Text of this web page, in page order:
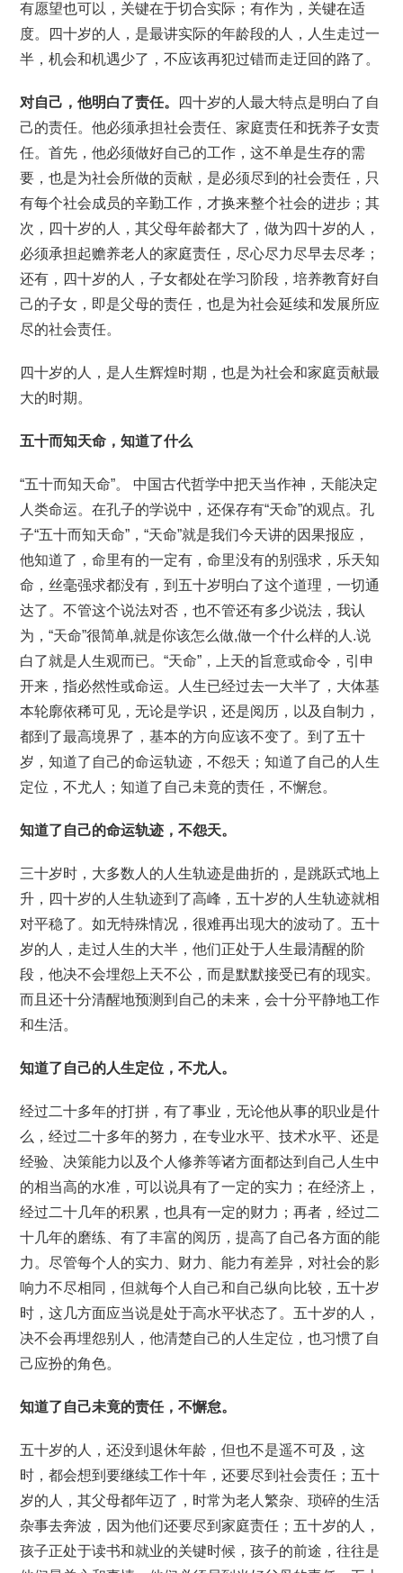
有愿望也可以，关键在于切合实际；有作为，关键在适
度。四十岁的人，是最讲实际的年龄段的人，人生走过一
半，机会和机遇少了，不应该再犯过错而走迂回的路了。
对自己，他明白了责任。
四十岁的人最大特点是明白了自
己的责任。他必须承担社会责任、家庭责任和抚养子女责
任。首先，他必须做好自己的工作，这不单是生存的需
要，也是为社会所做的贡献，是必须尽到的社会责任，只
有每个社会成员的辛勤工作，才换来整个社会的进步；其
次，四十岁的人，其父母年龄都大了，做为四十岁的人，
必须承担起赡养老人的家庭责任，尽心尽力尽早去尽孝；
还有，四十岁的人，子女都处在学习阶段，培养教育好自
己的子女，即是父母的责任，也是为社会延续和发展所应
尽的社会责任。
四十岁的人，是人生辉煌时期，也是为社会和家庭贡献最
大的时期。
五十而知天命，知道了什么
“五十而知天命”。 中国古代哲学中把天当作神，天能决定
人类命运。在孔子的学说中，还保存有“天命”的观点。孔
子“五十而知天命”，“天命”就是我们今天讲的因果报应，
他知道了，命里有的一定有，命里没有的别强求，乐天知
命，丝毫强求都没有，到五十岁明白了这个道理，一切通
达了。不管这个说法对否，也不管还有多少说法，我认
为，“天命”很简单,就是你该怎么做,做一个什么样的人.说
白了就是人生观而已。“天命”，上天的旨意或命令，引申
开来，指必然性或命运。人生已经过去一大半了，大体基
本轮廓依稀可见，无论是学识，还是阅历，以及自制力，
都到了最高境界了，基本的方向应该不变了。到了五十
岁，知道了自己的命运轨迹，不怨天；知道了自己的人生
定位，不尤人；知道了自己未竟的责任，不懈怠。
知道了自己的命运轨迹，不怨天。
三十岁时，大多数人的人生轨迹是曲折的，是跳跃式地上
升，四十岁的人生轨迹到了高峰，五十岁的人生轨迹就相
对平稳了。如无特殊情况，很难再出现大的波动了。五十
岁的人，走过人生的大半，他们正处于人生最清醒的阶
段，他决不会埋怨上天不公，而是默默接受已有的现实。
而且还十分清醒地预测到自己的未来，会十分平静地工作
和生活。
知道了自己的人生定位，不尤人。
经过二十多年的打拼，有了事业，无论他从事的职业是什
么，经过二十多年的努力，在专业水平、技术水平、还是
经验、决策能力以及个人修养等诸方面都达到自己人生中
的相当高的水准，可以说具有了一定的实力；在经济上，
经过二十几年的积累，也具有一定的财力；再者，经过二
十几年的磨练、有了丰富的阅历，提高了自己各方面的能
力。尽管每个人的实力、财力、能力有差异，对社会的影
响力不尽相同，但就每个人自己和自己纵向比较，五十岁
时，这几方面应当说是处于高水平状态了。五十岁的人，
决不会再埋怨别人，他清楚自己的人生定位，也习惯了自
己应扮的角色。
知道了自己未竟的责任，不懈怠。
五十岁的人，还没到退休年龄，但也不是遥不可及，这
时，都会想到要继续工作十年，还要尽到社会责任；五十
岁的人，其父母都年迈了，时常为老人繁杂、琐碎的生活
杂事去奔波，因为他们还要尽到家庭责任；五十岁的人，
孩子正处于读书和就业的关键时候，孩子的前途，往往是